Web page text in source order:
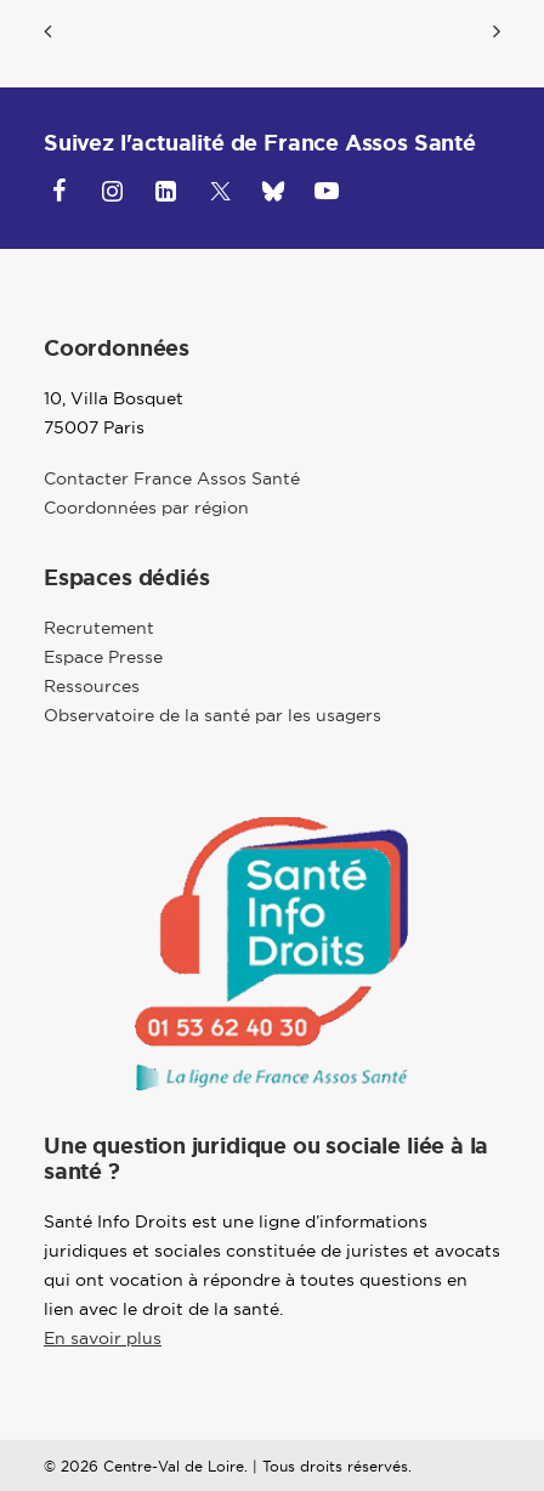
Suivez l'actualité de France Assos Santé
Coordonnées
10, Villa Bosquet
75007 Paris
Contacter France Assos Santé
Coordonnées par région
Espaces dédiés
Recrutement
Espace Presse
Ressources
Observatoire de la santé par les usagers
Une question juridique ou sociale liée à la
santé ?
Santé Info Droits est une ligne d’informations
juridiques et sociales constituée de juristes et avocats
qui ont vocation à répondre à toutes questions en
lien avec le droit de la santé.
En savoir plus
© 2026 Centre-Val de Loire. | Tous droits réservés.